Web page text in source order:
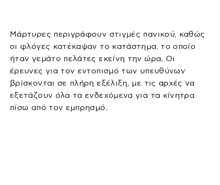
Μάρτυρες περιγράφουν στιγμές πανικού, καθώς
οι φλόγες κατέκαψαν το κατάστημα, το οποίο
ήταν γεμάτο πελάτες εκείνη την ώρα. Οι
έρευνες για τον εντοπισμό των υπευθύνων
βρίσκονται σε πλήρη εξέλιξη, με τις αρχές να
εξετάζουν όλα τα ενδεχόμενα για τα κίνητρα
πίσω από τον εμπρησμό.